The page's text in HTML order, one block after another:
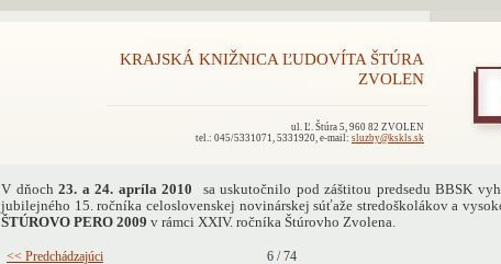
KRAJSKÁ KNIŽNICA ĽUDOVÍTA ŠTÚRA
ZVOLEN
ul. Ľ. Štúra 5, 960 82 ZVOLEN
tel.: 045/5331071, 5331920, e-mail: sluzby@kskls.sk
V dňoch23. a 24. apríla 2010
sa uskutočnilo pod záštitou predsedu BBSK
jubilejného 15. ročníka celoslovenskej novinárskej súťaže stredoškolákov a
ŠTÚROVO PERO 2009 v rámci XXIV. ročníka Štúrovho Zvolena.
<< Predchádzajúci 6 / 74